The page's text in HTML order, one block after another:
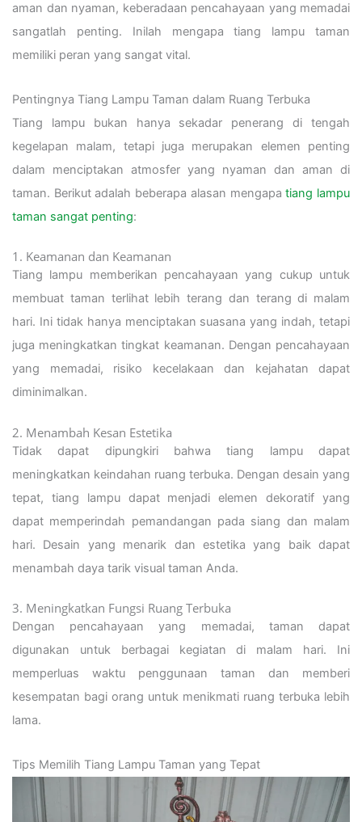
aman dan nyaman, keberadaan pencahayaan yang memadai
sangatlah penting. Inilah mengapa tiang lampu taman
memiliki peran yang sangat vital.
Pentingnya Tiang Lampu Taman dalam Ruang Terbuka
Tiang lampu bukan hanya sekadar penerang di tengah
kegelapan malam, tetapi juga merupakan elemen penting
dalam menciptakan atmosfer yang nyaman dan aman di
taman. Berikut adalah beberapa alasan mengapatiang lampu
taman sangat penting:
1. Keamanan dan Keamanan
Tiang lampu memberikan pencahayaan yang cukup untuk
membuat taman terlihat lebih terang dan terang di malam
hari. Ini tidak hanya menciptakan suasana yang indah, tetapi
juga meningkatkan tingkat keamanan. Dengan pencahayaan
yang memadai, risiko kecelakaan dan kejahatan dapat
diminimalkan.
2. Menambah Kesan Estetika
Tidak dapat dipungkiri bahwa tiang lampu dapat
meningkatkan keindahan ruang terbuka. Dengan desain yang
tepat, tiang lampu dapat menjadi elemen dekoratif yang
dapat memperindah pemandangan pada siang dan malam
hari. Desain yang menarik dan estetika yang baik dapat
menambah daya tarik visual taman Anda.
3. Meningkatkan Fungsi Ruang Terbuka
Dengan pencahayaan yang memadai, taman dapat
digunakan untuk berbagai kegiatan di malam hari. Ini
memperluas waktu penggunaan taman dan memberi
kesempatan bagi orang untuk menikmati ruang terbuka lebih
lama.
Tips Memilih Tiang Lampu Taman yang Tepat